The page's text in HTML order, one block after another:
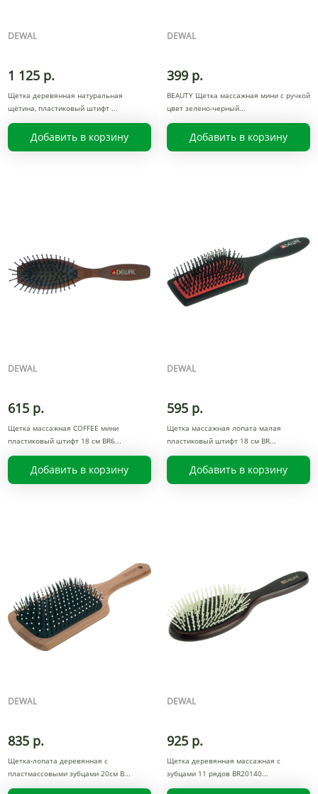
DEWAL
1 125 р.
Щетка деревянная натуральная
щетина, пластиковый штифт
Добавить в корзину
DEWAL
399 р.
BEAUTY Щетка массажная мини с ручкой
цвет зелено-черный
Добавить в корзину
DEWAL
615 р.
Щетка массажная COFFEE мини
пластиковый штифт 18 см BR6
Добавить в корзину
DEWAL
595 р.
Щетка массажная лопата малая
пластиковый штифт 18 см BR
Добавить в корзину
DEWAL
835 р.
Щетка-лопата деревянная с
пластмассовыми зубцами 20см B
DEWAL
925 р.
Щетка деревянная массажная с
зубцами 11 рядов BR20140